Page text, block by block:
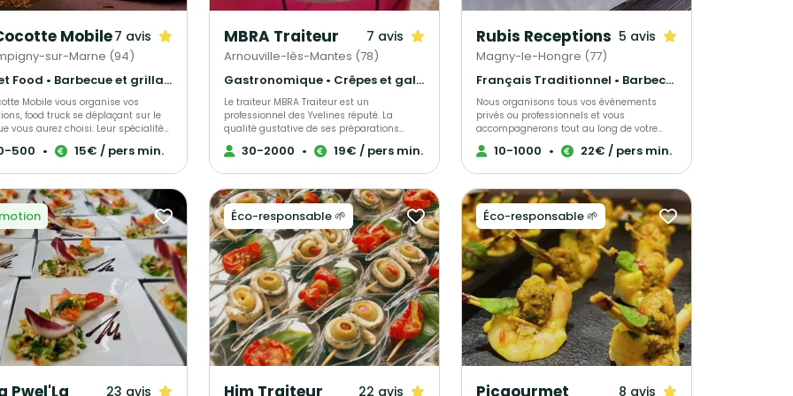
Mobile7 avis
sur-Marne (94)
Street Food • Barbecue et grillades • Français Traditionnel
Mobile vous organise vos
food truck se déplaçant sur le
vous aurez choisi. Leur spécialité
repas à base de poulet de rôti, ces
vous proposeront un large
contactez-les !
500 • 15€ / pers min.
MBRA Traiteur 7 avis
Arnouville-lès-Mantes (78)
Gastronomique • Crêpes et galettes • Cuisine régionale
Le traiteur MBRA Traiteur est un
professionnel des Yvelines réputé. La
qualité gustative de ses préparations
s'accompagne d'une présentation très
soignée de ses dernières. Les convives de
privés ou professionnels du mariage au
repas d’entreprises.
30-2000 • 19€ / pers min.
Rubis Receptions 5 avis
Magny-le-Hongre (77)
Français Traditionnel • Barbecue et grillades • Gastronomique
Nous organisons tous vos événements
privés ou professionnels et vous
accompagnerons tout au long de votre
projet. Pour plus de renseignements, venez
nous rencontrer !
10-1000 • 22€ / pers min.
23 avis
Éco-responsable 🌱
22 avis
Éco-responsable 🌱
8 avis